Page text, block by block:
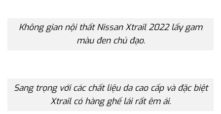
Không gian nội thất Nissan Xtrail 2022 lấy gam
màu đen chủ đạo.
Sang trọng với các chất liệu da cao cấp và đặc biệt
Xtrail có hàng ghế lái rất êm ái.